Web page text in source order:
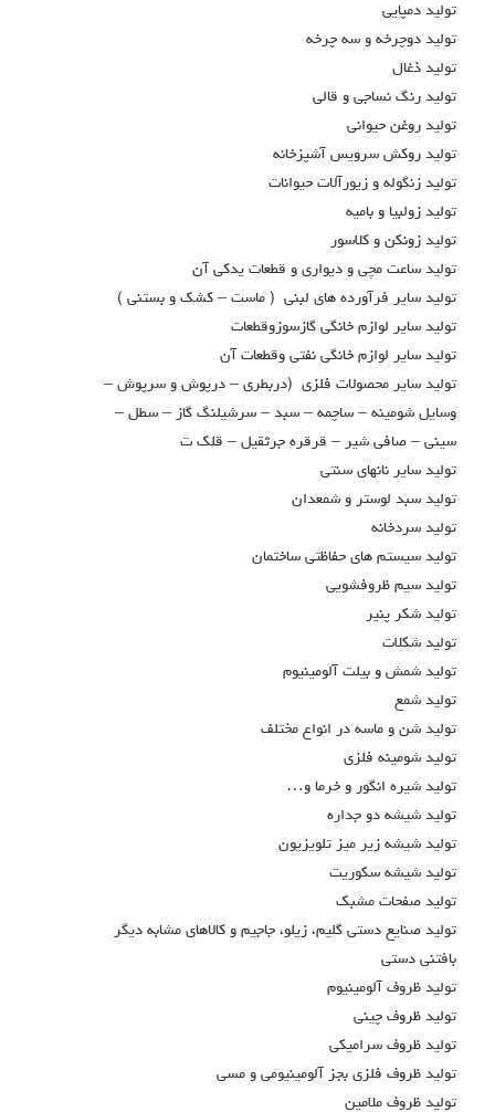
توليد دمپايي
توليد دوچرخه و سه چرخه
توليد ذغال
توليد رنگ نساجي و قالي
توليد روغن حيواني
توليد روكش سرويس آشپزخانه
توليد زنگوله و زيورآلات حيوانات
توليد زولبيا و باميه
توليد زونکن و کلاسور
توليد ساعت مچي و ديواري و قطعات يدكي آن
توليد ساير فرآورده هاي لبني ( ماست – كشك و بستني )
توليد ساير لوازم خانگي گازسوزوقطعات
توليد ساير لوازم خانگي نفتي وقطعات آن
توليد ساير محصولات فلزي (دربطري – درپوش و سرپوش –
وسايل شومينه – ساچمه – سبد – سرشيلنگ گاز – سطل –
سيني – صافي شير – قرقره جرثقيل – قلک ت
توليد ساير نانهاي سنتي
توليد سبد لوستر و شمعدان
توليد سردخانه
توليد سيستم هاي حفاظتي ساختمان
توليد سيم ظروفشويي
توليد شكر پنير
توليد شكلات
توليد شمش و بيلت آلومينيوم
توليد شمع
توليد شن و ماسه در انواع مختلف
توليد شومينه فلزي
توليد شيره انگور و خرما و…
توليد شيشه دو جداره
توليد شيشه زير ميز تلويزيون
توليد شيشه سكوريت
توليد صفحات مشبک
توليد صنايع دستي گليم، زيلو، جاجيم و كالاهاي مشابه ديگر
بافتني دستي
توليد ظروف آلومينيوم
توليد ظروف چيني
توليد ظروف سراميكي
توليد ظروف فلزي بجز آلومينيومي و مسي
توليد ظروف ملامين